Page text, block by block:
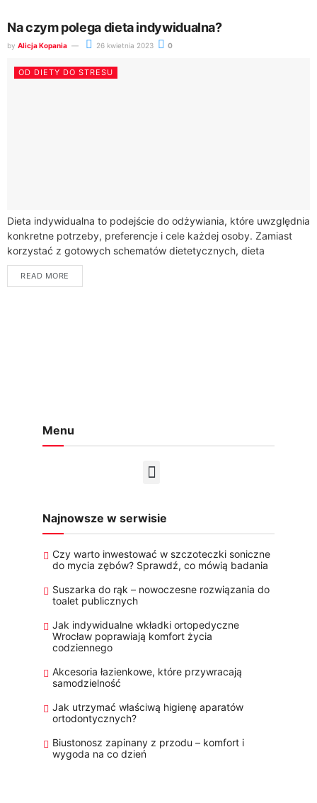
Na czym polega dieta indywidualna?
by Alicja Kopania 26 kwietnia 2023 0
OD DIETY DO STRESU
Dieta indywidualna to podejście do odżywiania, które uwzględnia
konkretne potrzeby, preferencje i cele każdej osoby. Zamiast
korzystać z gotowych schematów dietetycznych, dieta
indywidualna jest opracowywana na podstawie informacji na
temat...
READ MORE
Menu
Najnowsze w serwisie
Czy warto inwestować w szczoteczki soniczne
do mycia zębów? Sprawdź, co mówią badania
Suszarka do rąk – nowoczesne rozwiązania do
toalet publicznych
Jak indywidualne wkładki ortopedyczne
Wrocław poprawiają komfort życia
codziennego
Akcesoria łazienkowe, które przywracają
samodzielność
Jak utrzymać właściwą higienę aparatów
ortodontycznych?
Biustonosz zapinany z przodu – komfort i
wygoda na co dzień